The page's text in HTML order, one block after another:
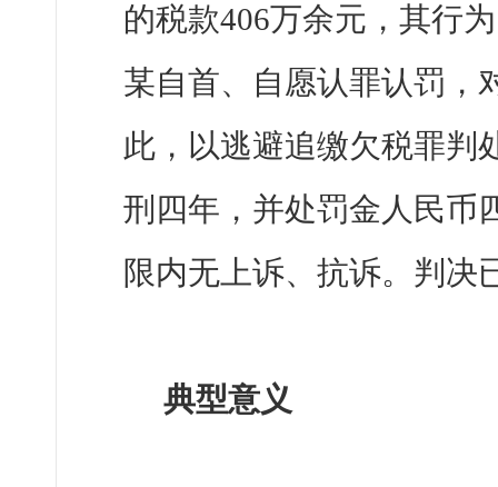
的税款406万余元，其行
某自首、自愿认罪认罚，
此，以逃避追缴欠税罪判
刑四年，并处罚金人民币
限内无上诉、抗诉。判决
典型意义